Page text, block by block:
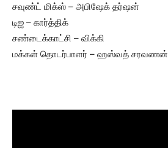
சவுண்ட் மிக்ஸ் – அபிஷேக் தர்ஷன்
டிஐ – கார்த்திக்
சண்டைக்காட்சி – விக்கி
மக்கள் தொடர்பாளர் – ஹஸ்வத் சரவணன்